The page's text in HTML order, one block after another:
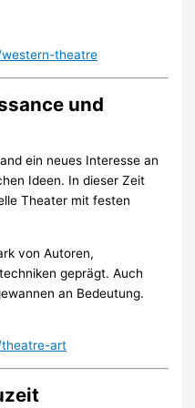
theatre
und
ein neues Interesse an
Ideen. In dieser Zeit
Theater mit festen
von Autoren,
geprägt. Auch
an Bedeutung.
art